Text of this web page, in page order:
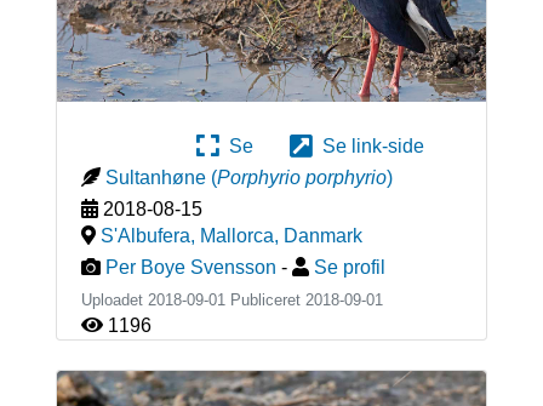
Se
Se link-side
Sultanhøne (Porphyrio porphyrio)
2018-08-15
S'Albufera, Mallorca, Danmark
Per Boye Svensson - Se profil
Uploadet 2018-09-01 Publiceret 2018-09-01
1196